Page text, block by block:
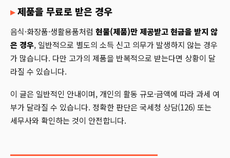
제품을 무료로 받은 경우
음식·화장품·생활용품처럼 현물(제품)만 제공받고 현금을 받지 않
은 경우, 일반적으로 별도의 소득 신고 의무가 발생하지 않는 경우
가 많습니다. 다만 고가의 제품을 반복적으로 받는다면 상황이 달
라질 수 있습니다.
이 글은 일반적인 안내이며, 개인의 활동 규모·금액에 따라 과세 여
부가 달라질 수 있습니다. 정확한 판단은 국세청 상담(126) 또는
세무사와 확인하는 것이 안전합니다.